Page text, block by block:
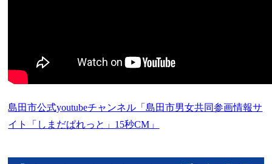
島田市公式youtubeチャンネル「島田市男女共同参画情報サ
イト「しまだぱれっと」15秒CM」